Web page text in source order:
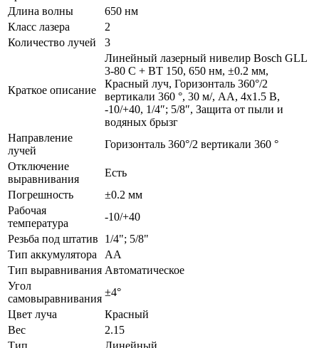
Длина волны
650 нм
Класс лазера
2
Количество лучей
3
Краткое описание
Линейный лазерный нивелир Bosch GLL
3-80 C + BT 150, 650 нм, ±0.2 мм,
Красный луч, Горизонталь 360°/2
вертикали 360 °, 30 м/, АА, 4х1.5 B,
-10/+40, 1/4″; 5/8″, Защита от пыли и
водяных брызг
Направление
лучей
Горизонталь 360°/2 вертикали 360 °
Отключение
выравнивания
Есть
Погрешность
±0.2 мм
Рабочая
температура
-10/+40
Резьба под штатив
1/4"; 5/8"
Тип аккумулятора
АА
Тип выравнивания Автоматическое
Угол
самовыравнивания
±4°
Цвет луча
Красный
Вес
2.15
Тип
Линейный